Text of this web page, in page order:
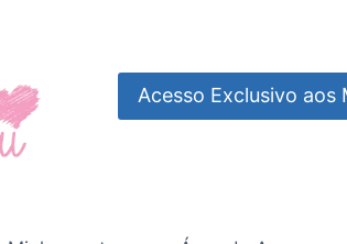
Acesso Exclusivo aos